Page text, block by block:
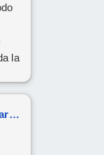
la
Rosa Andreu Martinez